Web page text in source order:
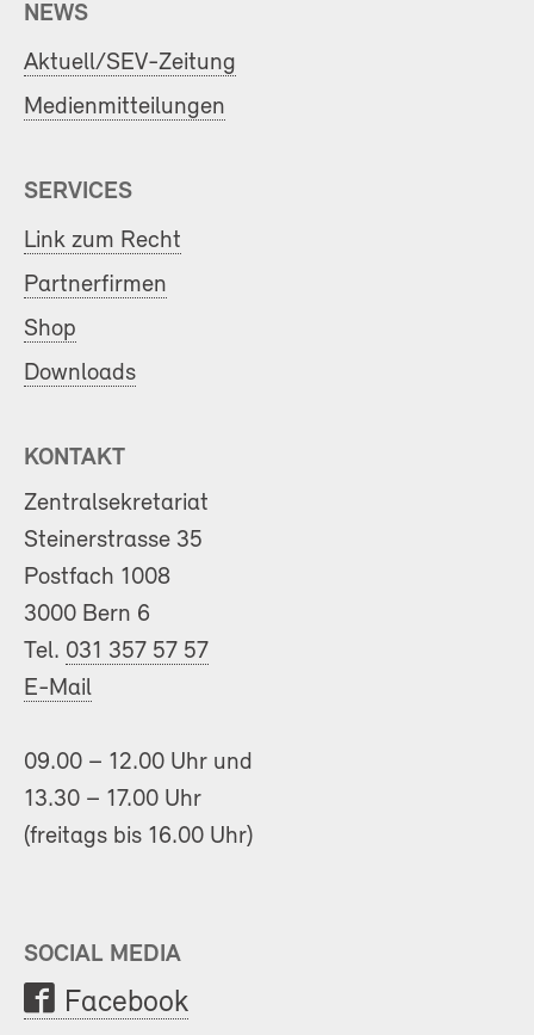
NEWS
Aktuell/SEV-Zeitung
Medienmitteilungen
SERVICES
Link zum Recht
Partnerfirmen
Shop
Downloads
KONTAKT
Zentralsekretariat
Steinerstrasse 35
Postfach 1008
3000 Bern 6
Tel. 031 357 57 57
E-Mail
09.00 – 12.00 Uhr und
13.30 – 17.00 Uhr
(freitags bis 16.00 Uhr)
SOCIAL MEDIA
Facebook